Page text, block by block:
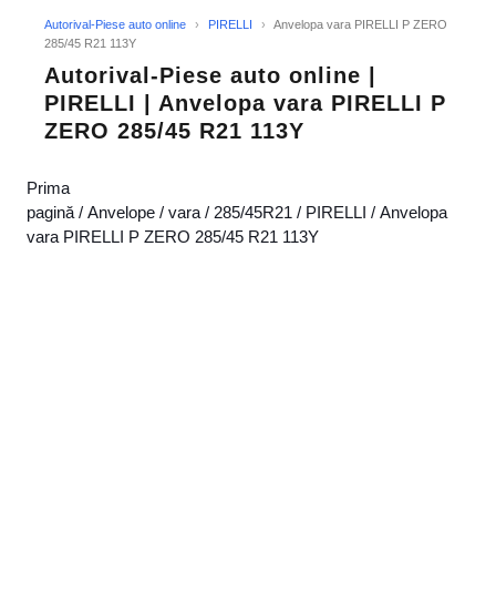
Autorival-Piese auto online › PIRELLI ›
Anvelopa vara PIRELLI P ZERO
285/45 R21 113Y
Autorival-Piese auto online |
PIRELLI | Anvelopa vara PIRELLI P
ZERO 285/45 R21 113Y
Prima
pagină / Anvelope / vara / 285/45R21 / PIRELLI / Anvelopa
vara PIRELLI P ZERO 285/45 R21 113Y